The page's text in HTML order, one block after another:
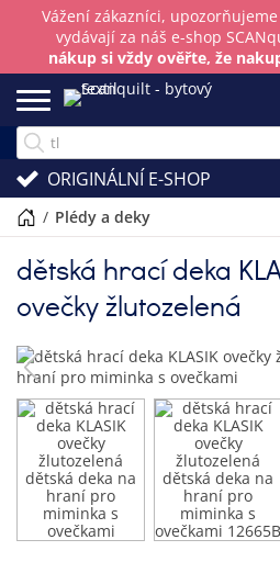
Vážení zákazníci,
vydávají za náš e-shop
nákup si vždy ověřte, že
ORIGINÁLNÍ E-SHOP
/ plédy a deky
dětská hrací deka
ovečky žlutozelená